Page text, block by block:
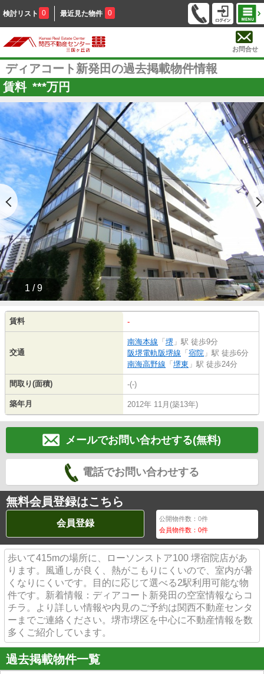
検討リスト 0 最近見た物件 0
お問合せ
ディアコート新発田の過去掲載物件情報
賃料 ***万円
1 / 9
賃料 -
交通
南海本線 「 堺 」駅 徒歩9分
阪堺電軌阪堺線 「 宿院 」駅 徒歩6分
南海高野線 「 堺東 」駅 徒歩24分
間取り(面積) -(-)
築年月 2012年 11月(築13年)
メールでお問い合わせする(無料)
電話でお問い合わせする
無料会員登録はこちら
会員登録 公開物件数：0件
会員物件数：0件
歩いて415mの場所に、ローソンストア100 堺宿院店があ
ります。風通しが良く、熱がこもりにくいので、室内が暑
くなりにくいです。目的に応じて選べる2駅利用可能な物
件です。新着情報：ディアコート新発田の空室情報ならコ
チラ。より詳しい情報や内見のご予約は関西不動産センタ
ーまでご連絡ください。堺市堺区を中心に不動産情報を数
多くご紹介しています。
過去掲載物件一覧